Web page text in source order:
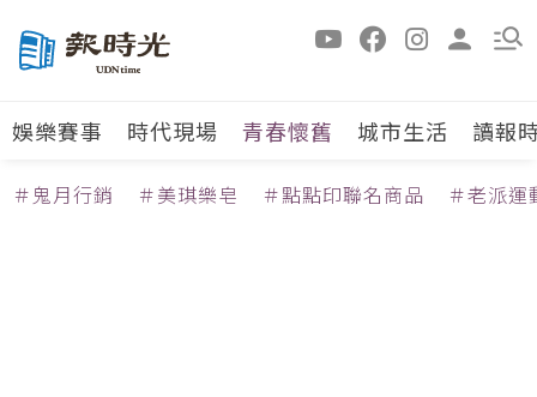
娛樂賽事 時代現場 青春懷舊 城市生活 讀報
＃鬼月行銷 ＃美琪樂皂 ＃點點印聯名商品 ＃老派運